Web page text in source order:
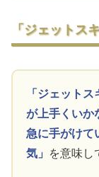
「ジェットス
「ジェット
が上手くいか
急に手がけて
気」
を意味し